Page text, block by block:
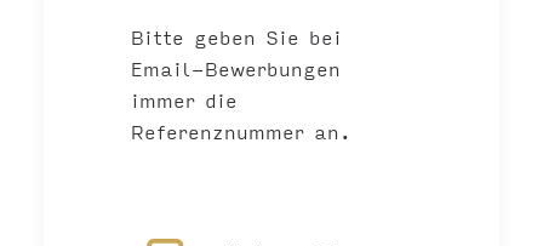
Bitte geben Sie bei
Email-Bewerbungen
immer die
Referenznummer an.